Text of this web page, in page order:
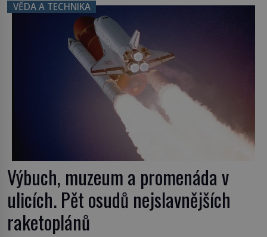
VĚDA A TECHNIKA
Výbuch, muzeum a promenáda v
ulicích. Pět osudů nejslavnějších
raketoplánů